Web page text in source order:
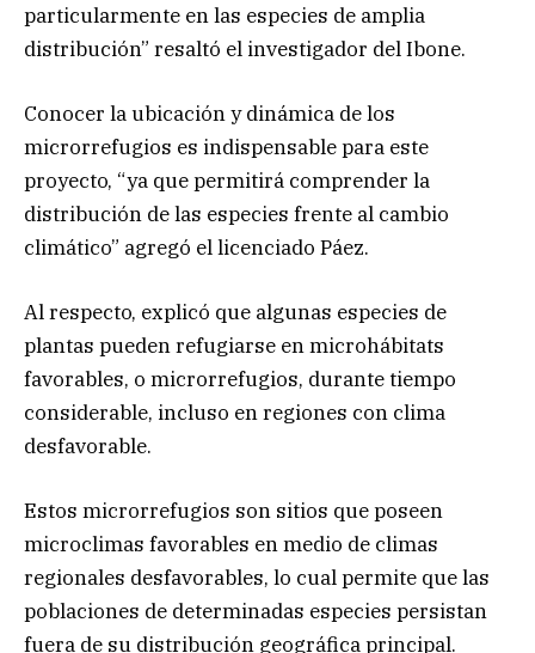
particularmente en las especies de amplia
distribución” resaltó el investigador del Ibone.
Conocer la ubicación y dinámica de los
microrrefugios es indispensable para este
proyecto, “ya que permitirá comprender la
distribución de las especies frente al cambio
climático” agregó el licenciado Páez.
Al respecto, explicó que algunas especies de
plantas pueden refugiarse en microhábitats
favorables, o microrrefugios, durante tiempo
considerable, incluso en regiones con clima
desfavorable.
Estos microrrefugios son sitios que poseen
microclimas favorables en medio de climas
regionales desfavorables, lo cual permite que las
poblaciones de determinadas especies persistan
fuera de su distribución geográfica principal.